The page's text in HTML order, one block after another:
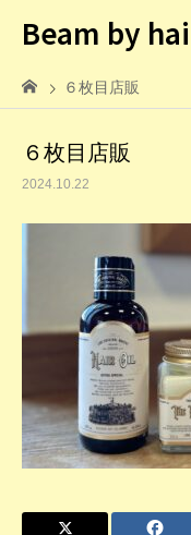
Beam by
６枚目店販
６枚目店販
2024.10.22